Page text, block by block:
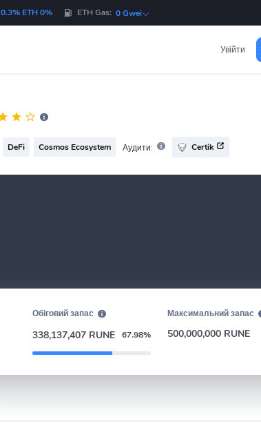
ETH 0% ETH Gas: 0 Gwei
Увійти
DeFi Cosmos Ecosystem Аудити: Certik
Обіговий запас
338,137,407 RUNE 67.98%
Максимальний запас
500,000,000 RUNE